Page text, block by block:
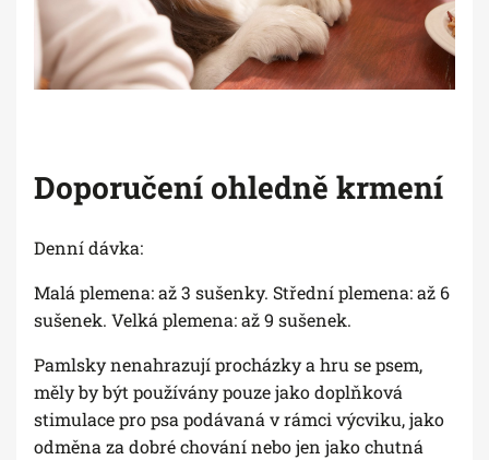
Doporučení ohledně krmení
Denní dávka:
Malá plemena: až 3 sušenky. Střední plemena: až 6
sušenek. Velká plemena: až 9 sušenek.
Pamlsky nenahrazují procházky a hru se psem,
měly by být používány pouze jako doplňková
stimulace pro psa podávaná v rámci výcviku, jako
odměna za dobré chování nebo jen jako chutná